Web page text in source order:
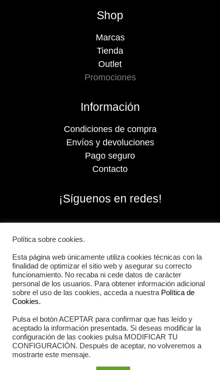
Shop
Marcas
Tienda
Outlet
Promociones
Información
Condiciones de compra
Envíos y devoluciones
Pago seguro
Contacto
¡Síguenos en redes!
2026 Iberian Sportech © Todos los derechos
reservados.
Política sobre cookies.
Esta página web únicamente utiliza cookies técnicas con la
finalidad de optimizar el sitio web y asegurar su correcto
funcionamiento. No recaba ni cede datos de carácter
personal de los usuarios. Para obtener información adicional
sobre el uso de las cookies, acceda a nuestra Política de
Cookies.
Pulsa el botón ACEPTAR para confirmar que has leído y
aceptado la información presentada. Si deseas modificar la
configuración de las cookies pulsa MODIFICAR TU
CONFIGURACIÓN. Después de aceptar, no volveremos a
mostrarte este mensaje.